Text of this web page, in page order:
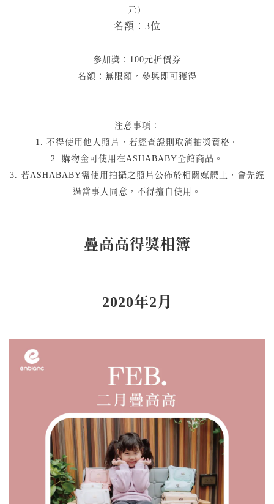
元）
名額：3位
參加獎：100元折價券
名額：無限額，參與即可獲得
注意事項：
1. 不得使用他人照片，若經查證則取消抽獎資格。
2. 購物金可使用在ASHABABY全館商品。
3. 若ASHABABY需使用拍攝之照片公佈於相關媒體上，會先經
過當事人同意，不得擅自使用。
疊高高得獎相簿
2020年2月